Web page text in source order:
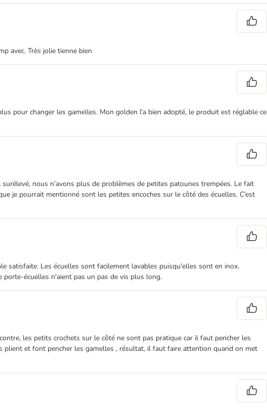
avec. Très jolie tienne bien
pour changer les gamelles. Mon golden l’a bien adopté, le produit est réglable ce
nous n’avons plus de problèmes de petites patounes trempées. Le fait
je pourrait mentionné sont les petites encoches sur le côté des écuelles. C’est
satisfaite. Les écuelles sont facilement lavables puisqu'elles sont en inox.
porte-écuelles n'aient pas un pas de vis plus long.
les petits crochets sur le côté ne sont pas pratique car il faut pencher les
plient et font pencher les gamelles , résultat, il faut faire attention quand on met